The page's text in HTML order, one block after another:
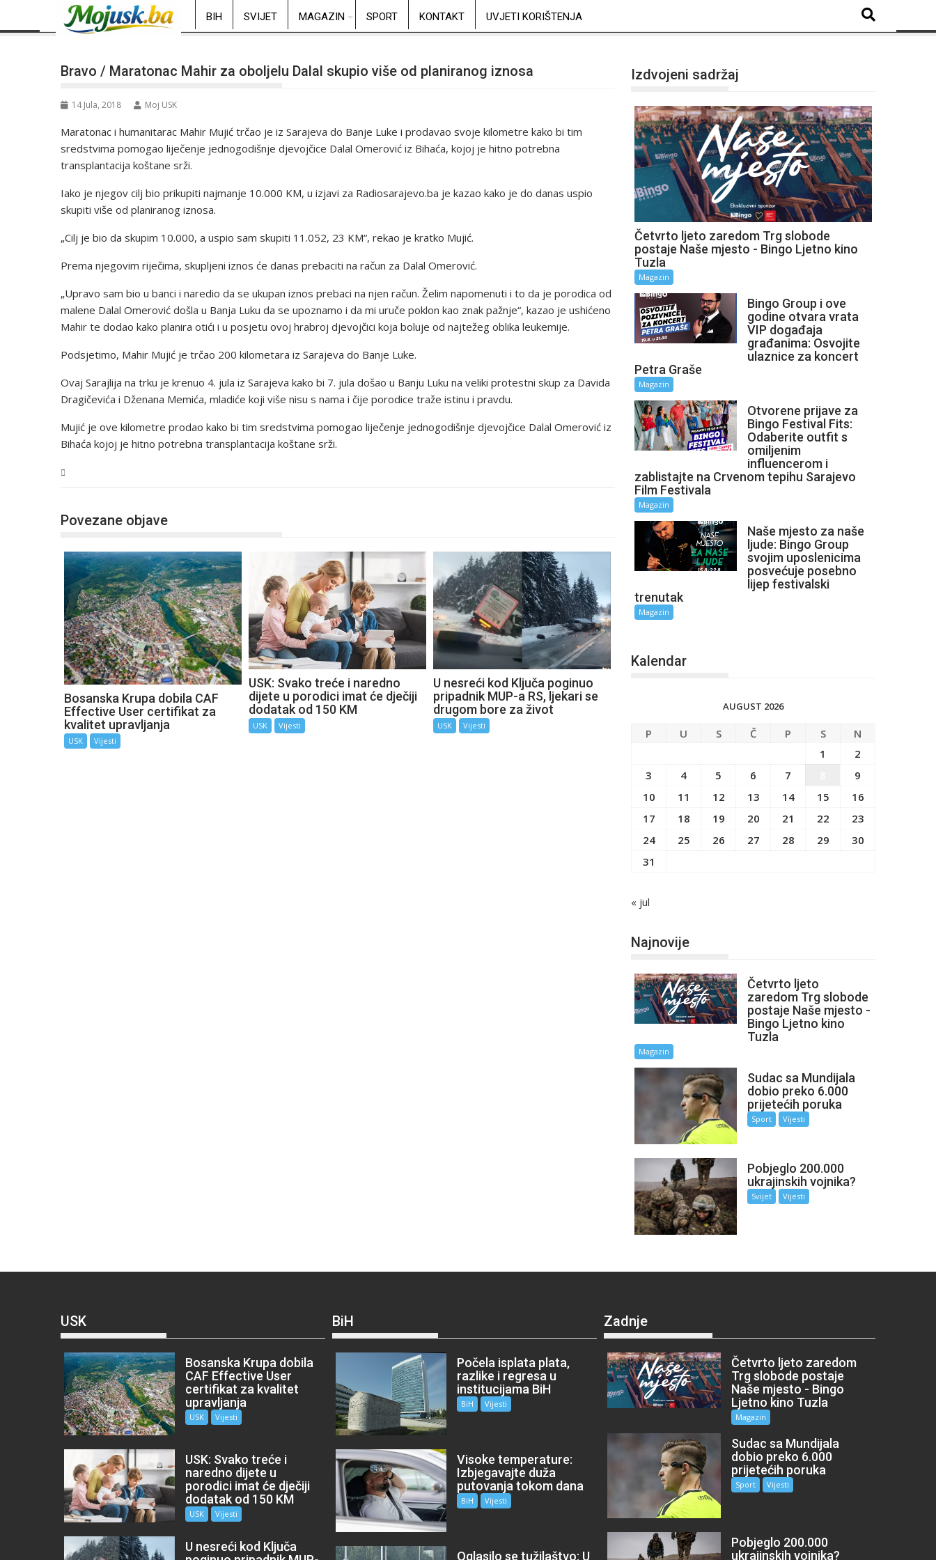
BIH SVIJET MAGAZIN SPORT KONTAKT UVJETI KORIŠTENJA
Bravo / Maratonac Mahir za oboljelu Dalal skupio više od planiranog iznosa
14 Jula, 2018 Moj USK
Maratonac i humanitarac Mahir Mujić trčao je iz Sarajeva do Banje Luke i prodavao svoje kilometre kako bi tim
sredstvima pomogao liječenje jednogodišnje djevojčice Dalal Omerović iz Bihaća, kojoj je hitno potrebna
transplantacija koštane srži.
Iako je njegov cilj bio prikupiti najmanje 10.000 KM, u izjavi za Radiosarajevo.ba je kazao kako je do danas uspio
skupiti više od planiranog iznosa.
„Cilj je bio da skupim 10.000, a uspio sam skupiti 11.052, 23 KM“, rekao je kratko Mujić.
Prema njegovim riječima, skupljeni iznos će danas prebaciti na račun za Dalal Omerović.
„Upravo sam bio u banci i naredio da se ukupan iznos prebaci na njen račun. Želim napomenuti i to da je porodica od
malene Dalal Omerović došla u Banja Luku da se upoznamo i da mi uruče poklon kao znak pažnje“, kazao je ushićeno
Mahir te dodao kako planira otići i u posjetu ovoj hrabroj djevojčici koja boluje od najtežeg oblika leukemije.
Podsjetimo, Mahir Mujić je trčao 200 kilometara iz Sarajeva do Banje Luke.
Ovaj Sarajlija na trku je krenuo 4. jula iz Sarajeva kako bi 7. jula došao u Banju Luku na veliki protestni skup za Davida
Dragičevića i Dženana Memića, mladiće koji više nisu s nama i čije porodice traže istinu i pravdu.
Mujić je ove kilometre prodao kako bi tim sredstvima pomogao liječenje jednogodišnje djevojčice Dalal Omerović iz
Bihaća kojoj je hitno potrebna transplantacija koštane srži.
Povezane objave
Bosanska Krupa dobila CAF
Effective User certifikat za
kvalitet upravljanja
USK Vijesti
USK: Svako treće i naredno
dijete u porodici imat će dječiji
dodatak od 150 KM
USK Vijesti
U nesreći kod Ključa poginuo
pripadnik MUP-a RS, ljekari se
drugom bore za život
USK Vijesti
Izdvojeni sadržaj
Četvrto ljeto zaredom Trg slobode
postaje Naše mjesto - Bingo Ljetno kino
Tuzla
Magazin
Bingo Group i ove
godine otvara vrata
VIP događaja
građanima: Osvojite
ulaznice za koncert
Petra Graše
Magazin
Otvorene prijave za
Bingo Festival Fits:
Odaberite outfit s
omiljenim
influencerom i
zablistajte na Crvenom tepihu Sarajevo
Film Festivala
Magazin
Naše mjesto za naše
ljude: Bingo Group
svojim uposlenicima
posvećuje posebno
lijep festivalski
trenutak
Magazin
Kalendar
AUGUST 2026
P U S Č P S
N
1
2
3
4 5 6 7
9
10
11 12 13 14 15
16
17
18 19 20 21 22
23
24
25 26 27 28 29
30
31
« jul
Najnovije
Četvrto ljeto
zaredom Trg slobode
postaje Naše mjesto -
Bingo Ljetno kino
Tuzla
Magazin
Sudac sa Mundijala
dobio preko 6.000
prijetećih poruka
Sport Vijesti
Pobjeglo 200.000
ukrajinskih vojnika?
Svijet Vijesti
USK
Bosanska Krupa dobila
CAF Effective User
certifikat za kvalitet
upravljanja
USK Vijesti
USK: Svako treće i
naredno dijete u
porodici imat će dječiji
dodatak od 150 KM
USK Vijesti
U nesreći kod Ključa
BiH
Počela isplata plata,
razlike i regresa u
institucijama BiH
BiH Vijesti
Visoke temperature:
Izbjegavajte duža
putovanja tokom dana
BiH Vijesti
Oglasilo se tužilaštvo: U
Zadnje
Četvrto ljeto zaredom
Trg slobode postaje
Naše mjesto - Bingo
Ljetno kino Tuzla
Magazin
Sudac sa Mundijala
dobio preko 6.000
prijetećih poruka
Sport Vijesti
Pobjeglo 200.000
ukrajinskih vojnika?